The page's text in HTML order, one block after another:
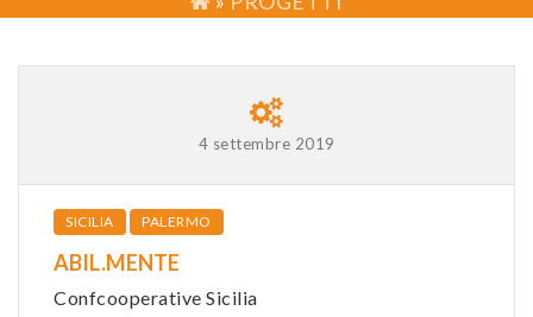
4 settembre 2019
SICILIA PALERMO
ABIL.MENTE
Confcooperative Sicilia